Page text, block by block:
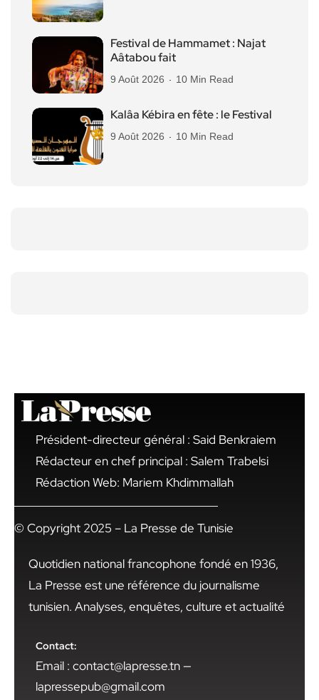
Festival de Hammamet : Najat
Aâtabou fait
9 Août 2026 10 Min Read
Kalâa Kébira en fête : le Festival
9 Août 2026 10 Min Read
Président-directeur général : Said Benkraiem
Rédacteur en chef principal : Salem Trabelsi
Rédaction Web: Mariem Khdimmallah
© Copyright 2025 – La Presse de Tunisie
Quotidien national francophone fondé en 1936,
La Presse est une référence du journalisme
tunisien. Analyses, enquêtes, culture et actualité
Contact:
Email : contact@lapresse.tn —
lapressepub@gmail.com